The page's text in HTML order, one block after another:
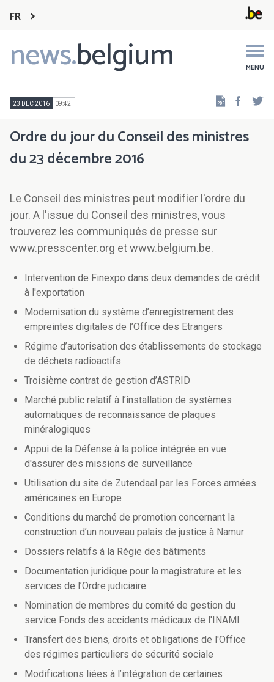
FR
news.belgium MENU
Main
navigation
23 DÉC 2016 09:42
Ordre du jour du Conseil des ministres
du 23 décembre 2016
Le Conseil des ministres peut modifier l'ordre du
jour. A l'issue du Conseil des ministres, vous
trouverez les communiqués de presse sur
www.presscenter.org et www.belgium.be.
Intervention de Finexpo dans deux demandes de crédit
à l'exportation
Modernisation du système d’enregistrement des
empreintes digitales de l’Office des Etrangers
Régime d’autorisation des établissements de stockage
de déchets radioactifs
Troisième contrat de gestion d’ASTRID
Marché public relatif à l’installation de systèmes
automatiques de reconnaissance de plaques
minéralogiques
Appui de la Défense à la police intégrée en vue
d'assurer des missions de surveillance
Utilisation du site de Zutendaal par les Forces armées
américaines en Europe
Conditions du marché de promotion concernant la
construction d’un nouveau palais de justice à Namur
Dossiers relatifs à la Régie des bâtiments
Documentation juridique pour la magistrature et les
services de l’Ordre judiciaire
Nomination de membres du comité de gestion du
service Fonds des accidents médicaux de l'INAMI
Transfert des biens, droits et obligations de l'Office
des régimes particuliers de sécurité sociale
Modifications liées à l’intégration de certaines